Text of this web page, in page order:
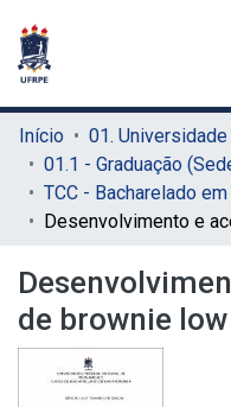
Início
01.1 - Graduação
de brownie